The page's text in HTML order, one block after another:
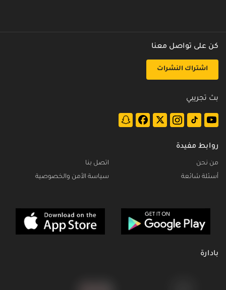
كن على تواصل معنا
اشتراك النشرات
بث تجريبي
روابط مفيدة
من نحن
أسئلة شائعة
اتصل بنا
سياسة الأمن والخصوصية
بادارة